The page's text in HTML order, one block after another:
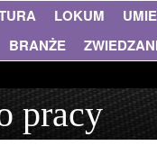
LOKUM
BRANŻE
pracy